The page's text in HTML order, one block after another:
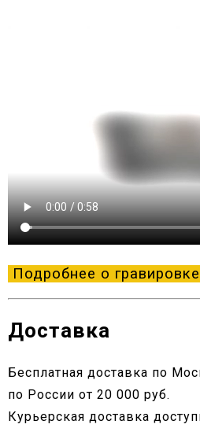
Подробнее о
Доставка
Бесплатная доставка по
по России от 20 000 руб.
Курьерская доставка